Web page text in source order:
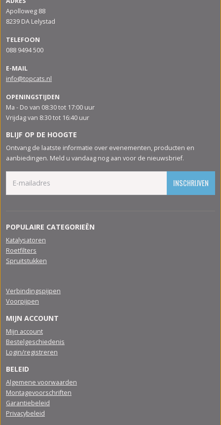
Apolloweg 88
8239 DA Lelystad
TELEFOON
088 9494 500
E-MAIL
info@topcats.nl
OPENINGSTIJDEN
Ma - Do van 08:30 tot 17:00 uur
Vrijdag van 8:30 tot 16:40 uur
BLIJF OP DE HOOGTE
Ontvang de laatste informatie over evenementen, producten en
aanbiedingen. Meld u vandaag nog aan voor de nieuwsbrief.
INSCHRIJVEN
POPULAIRE CATEGORIEËN
Katalysatoren
Roetfilters
Spruitstukken
Verbindingspijpen
Voorpijpen
MIJN ACCOUNT
Mijn account
Bestelgeschiedenis
Login/registreren
BELEID
Algemene voorwaarden
Montagevoorschriften
Garantiebeleid
Privacybeleid